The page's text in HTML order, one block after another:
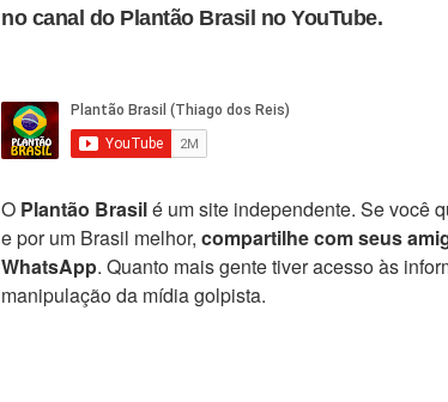
no canal do Plantão Brasil no YouTube.
O Plantão Brasilé um site independente. Se você
e por um Brasil melhor, compartilhe com seus
WhatsApp. Quanto mais gente tiver acesso às
manipulação da mídia golpista.